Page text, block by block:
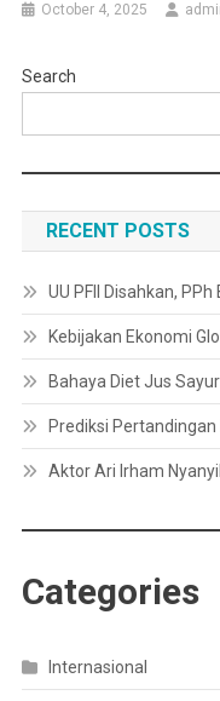
October 4, 2025
Search
RECENT POSTS
UU PFII Disahkan,
Kebijakan Ekonomi
Bahaya Diet Jus
Prediksi
Aktor Ari Irham
Categories
Internasional